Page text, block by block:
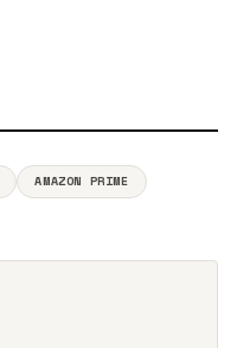
AMAZON PRIME